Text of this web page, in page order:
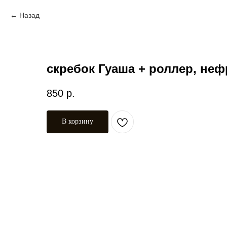
Назад
скребок Гуаша + роллер,
850 р.
В корзину